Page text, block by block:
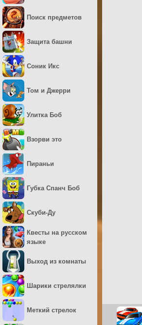
Поиск предметов
Защита башни
Соник Икс
Том и Джерри
Улитка Боб
Взорви это
Пираньи
Губка Спанч Боб
Скуби-Ду
Квесты на русском
языке
Выход из комнаты
Шарики стрелялки
Меткий стрелок